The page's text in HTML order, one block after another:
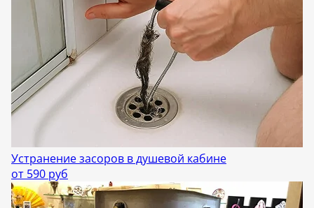
Устранение засоров в душевой кабине
от 590 руб